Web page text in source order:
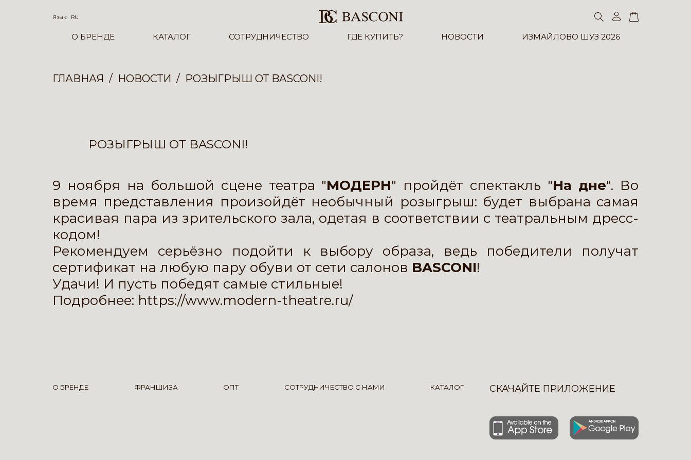
Язык: RU
О БРЕНДЕ КАТАЛОГ СОТРУДНИЧЕСТВО ГДЕ КУПИТЬ? НОВОСТИ ИЗМАЙЛОВО ШУЗ 2026
ГЛАВНАЯ НОВОСТИ РОЗЫГРЫШ ОТ BASCONI!
РОЗЫГРЫШ ОТ BASCONI!
9 ноября на большой сцене театра "МОДЕРН" пройдёт спектакль "На дне". Во
время представления произойдёт необычный розыгрыш: будет выбрана самая
красивая пара из зрительского зала, одетая в соответствии с театральным дресс-
кодом!
Рекомендуем серьёзно подойти к выбору образа, ведь победители получат
сертификат на любую пару обуви от сети салонов BASCONI!
Удачи! И пусть победят самые стильные!
Подробнее: https://www.modern-theatre.ru/
О БРЕНДЕ ФРАНШИЗА ОПТ СОТРУДНИЧЕСТВО С НАМИ КАТАЛОГ СКАЧАЙТЕ ПРИЛОЖЕНИЕ